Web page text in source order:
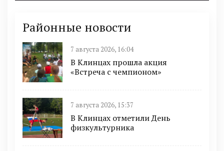
Районные новости
7 августа 2026, 16:04
В Клинцах прошла акция
«Встреча с чемпионом»
7 августа 2026, 15:37
В Клинцах отметили День
физкультурника